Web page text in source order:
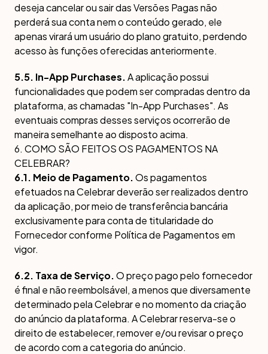
deseja cancelar ou sair das Versões Pagas não
perderá sua conta nem o conteúdo gerado, ele
apenas virará um usuário do plano gratuito, perdendo
acesso às funções oferecidas anteriormente.
5.5. In-App Purchases.A aplicação possui
funcionalidades que podem ser compradas dentro da
plataforma, as chamadas "In-App Purchases". As
eventuais compras desses serviços ocorrerão de
maneira semelhante ao disposto acima.
6. COMO SÃO FEITOS OS PAGAMENTOS NA
CELEBRAR?
6.1. Meio de Pagamento.Os pagamentos
efetuados na Celebrar deverão ser realizados dentro
da aplicação, por meio de transferência bancária
exclusivamente para conta de titularidade do
Fornecedor conforme Política de Pagamentos em
vigor.
6.2. Taxa de Serviço.O preço pago pelo fornecedor
é final e não reembolsável, a menos que diversamente
determinado pela Celebrar e no momento da criação
do anúncio da plataforma. A Celebrar reserva-se o
direito de estabelecer, remover e/ou revisar o preço
de acordo com a categoria do anúncio.